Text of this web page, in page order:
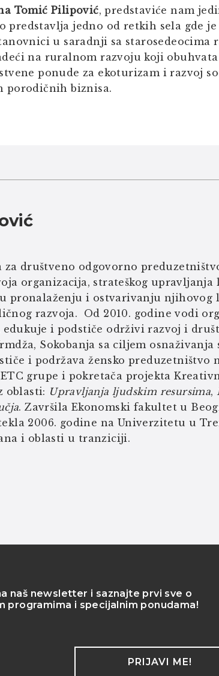
Tomić Pilipović, predstaviće nam
predstavlja jedno od retkih sela gde
u saradnji sa starosedeocima
na ruralnom razvoju koji
ponude za ekoturizam i razvoj
porodičnih biznisa.
društveno odgovorno
organizacija, strateškog
pronalaženju i ostvarivanju njihovog
razvoja. Od 2010. godine vodi
i podstiče održivi razvoj i
Sokobanja sa ciljem
i podržava žensko
grupe i pokretača projekta
oblasti: Upravljanja ljudskim resursima,
. Završila Ekonomski fakultet u
2006. godine na Univerzitetu u
i oblasti u tranziciji.
naš newsletter i saznajte prvi sve o
programima i specijalnim ponudama!
PRIJAVI ME!